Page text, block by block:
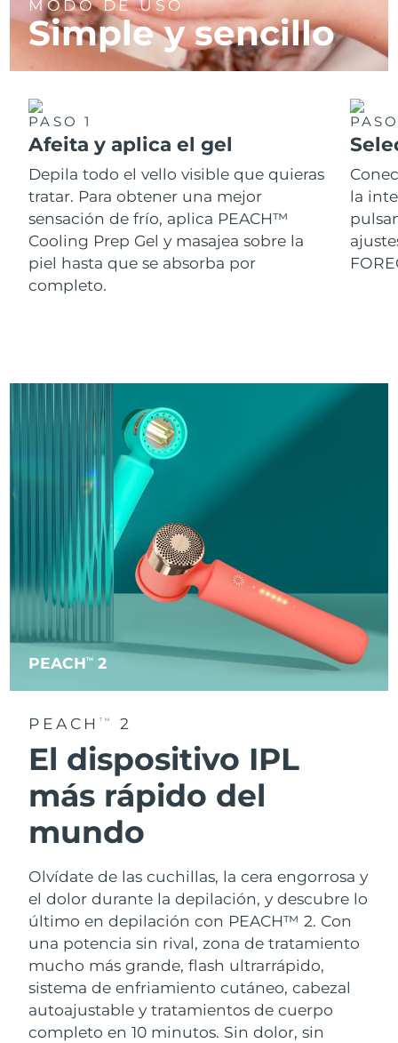
MODO DE USO
Simple y sencillo
PASO 1
Afeita y aplica el gel
Depila todo el vello visible que quieras
tratar. Para obtener una mejor
sensación de frío, aplica PEACH™
Cooling Prep Gel y masajea sobre la
piel hasta que se absorba por
completo.
la
PEACHTM 2
PEACH TM 2
El dispositivo IPL
más rápido del
mundo
Olvídate de las cuchillas, la cera engorrosa y
el dolor durante la depilación, y descubre lo
último en depilación con PEACH™ 2. Con
una potencia sin rival, zona de tratamiento
mucho más grande, flash ultrarrápido,
sistema de enfriamiento cutáneo, cabezal
autoajustable y tratamientos de cuerpo
completo en 10 minutos. Sin dolor, sin